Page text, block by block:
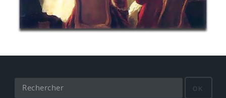
OK